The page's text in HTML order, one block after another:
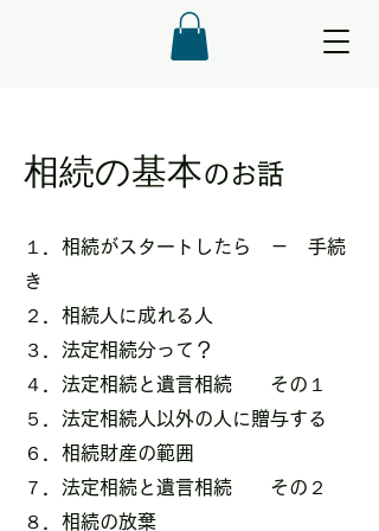
相続の基本のお話
１．相続がスタートしたら － 手続
き
２．相続人に成れる人
３．法定相続分って？
４．法定相続と遺言相続 その１
​５．法定相続人以外の人に贈与する
６．相続財産の範囲
７．法定相続と遺言相続 その２
​８．相続の放棄